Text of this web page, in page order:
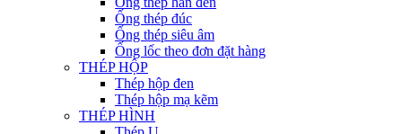
Ống thép đúc
Ống thép siêu âm
Ống lốc theo đơn đặt hàng
THÉP HỘP
Thép hộp đen
Thép hộp mạ kẽm
THÉP HÌNH